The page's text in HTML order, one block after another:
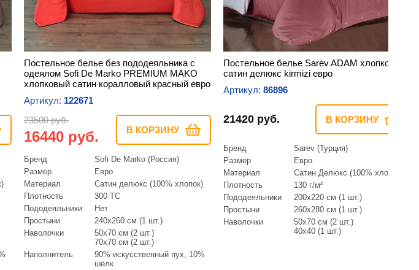
Постельное белье без пододеяльника с
одеялом Sofi De Marko PREMIUM MAKO
хлопковый сатин коралловый красный евро
Артикул: 122671
23500 руб.
16440 руб. В КОРЗИНУ
Бренд
Sofi De Marko (Россия)
Размер
Евро
Материал
Сатин делюкс (100% хлопок)
Плотность
300 ТС
Пододеяльники
Нет
Простыни
240х260 см (1 шт.)
Наволочки
50х70 см (2 шт.)
70х70 см (2 шт.)
Наполнитель
90% искусственный пух, 10%
шёлк
Постельное белье Sarev ADAM хлопковый
сатин делюкс kirmizi евро
Артикул: 86896
21420 руб. В КОРЗИНУ
Бренд
Sarev (Турция)
Размер
Евро
Материал
Сатин Делюкс (100% хлопок)
Плотность
130 г/м²
Пододеяльники
200х220 см (1 шт.)
Простыни
260х280 см (1 шт.)
Наволочки
50х70 см (2 шт.)
40х40 (1 шт.)